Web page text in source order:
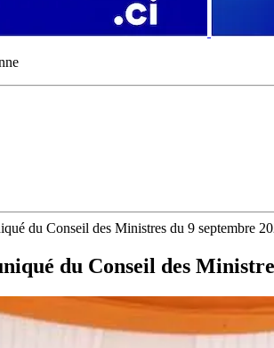
du Conseil des Ministres du 9 septembre
du Conseil des